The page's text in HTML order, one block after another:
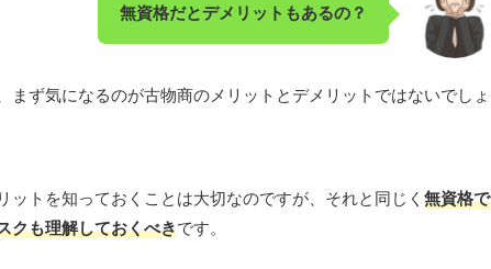
無資格だとデメリットもあるの？
まず気になるのが古物商のメリットとデメリットではないでしょ
ットを知っておくことは大切なのですが、それと同じく 無資格で
クも理解しておくべきです。